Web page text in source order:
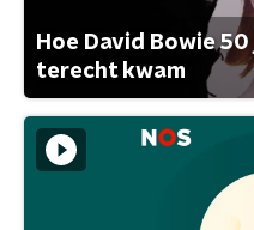
Hoe David Bowie
terecht kwam